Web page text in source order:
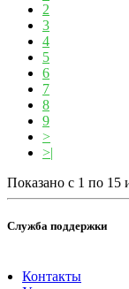
2
3
4
5
6
7
8
9
>
>|
Показано с 1 по 15
Служба поддержки
Контакты